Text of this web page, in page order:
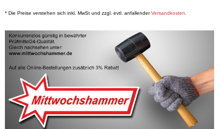
* Die Preise verstehen sich inkl. MwSt und zzgl. evtl. anfallenderVersandkosten